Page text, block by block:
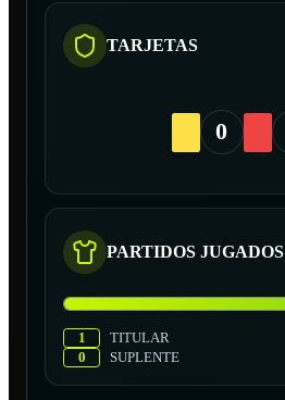
TARJETAS
0
PARTIDOS JUGADOS
1
TITULAR
0
SUPLENTE